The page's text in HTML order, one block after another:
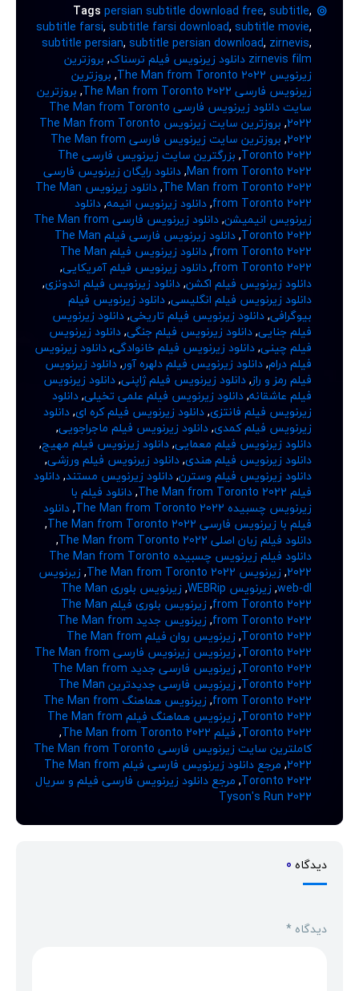
Tags persian subtitle download free, subtitle,
subtitle farsi, subtitle farsi download, subtitle movie,
subtitle persian, subtitle persian download, zirnevis,
zirnevis film دانلود زیرنویس فیلم ترسناک
, بروزترین
زیرنویس The Man from Toronto 2022
, بروزترین
زیرنویس فارسی The Man from Toronto 2022
, بروزترین
سایت دانلود زیرنویس فارسی The Man from Toronto
2022
,
بروزترین سایت زیرنویس The Man from Toronto
2022
,
بروزترین سایت زیرنویس فارسی The Man from
Toronto 2022
,
بزرگترین سایت زیرنویس فارسی The
Man from Toronto 2022
,دانلود رایگان زیرنویس فارسی
The Man from Toronto 2022
,
دانلود زیرنویس The Man
from Toronto 2022
,دانلود زیرنویس انیمه,دانلود
زیرنویس انیمیشن,
دانلود زیرنویس فارسی The Man from
Toronto 2022
,
دانلود زیرنویس فارسی فیلم The Man
from Toronto 2022
,
دانلود زیرنویس فیلم The Man
from Toronto 2022
,دانلود زیرنویس فیلم آمریکایی,
دانلود زیرنویس فیلم اکشن,دانلود زیرنویس فیلم اندونزی,
دانلود زیرنویس فیلم انگلیسی,دانلود زیرنویس فیلم
بیوگرافی,دانلود زیرنویس فیلم تاریخی,دانلود زیرنویس
فیلم جنایی,دانلود زیرنویس فیلم جنگی,دانلود زیرنویس
فیلم چینی,دانلود زیرنویس فیلم خانوادگی,دانلود زیرنویس
فیلم درام,دانلود زیرنویس فیلم دلهره آور,دانلود زیرنویس
فیلم رمز و راز,دانلود زیرنویس فیلم ژاپنی,دانلود زیرنویس
فیلم عاشقانه,دانلود زیرنویس فیلم علمی تخیلی,دانلود
زیرنویس فیلم فانتزی,دانلود زیرنویس فیلم کره ای,دانلود
زیرنویس فیلم کمدی,دانلود زیرنویس فیلم ماجراجویی,
دانلود زیرنویس فیلم معمایی,دانلود زیرنویس فیلم مهیج,
دانلود زیرنویس فیلم هندی,دانلود زیرنویس فیلم ورزشی,
دانلود زیرنویس فیلم وسترن,دانلود زیرنویس مستند,دانلود
فیلم The Man from Toronto 2022
,دانلود فیلم با
زیرنویس چسبیده The Man from Toronto 2022
,دانلود
فیلم با زیرنویس فارسی The Man from Toronto 2022
,
دانلود فیلم زبان اصلی The Man from Toronto 2022
,
دانلود فیلم زیرنویس چسبیده The Man from Toronto
2022
,زیرنویس The Man from Toronto 2022 ,زیرنویس
web-dl
,زیرنویس WEBRip ,
زیرنویس بلوری The Man
from Toronto 2022
,
زیرنویس بلوری فیلم The Man
from Toronto 2022
,
زیرنویس جدید The Man from
Toronto 2022
,
زیرنویس روان فیلم The Man from
Toronto 2022
,
زیرنویس زیرنویس فارسی The Man from
Toronto 2022
,
زیرنویس فارسی جدید The Man from
Toronto 2022
,
زیرنویس فارسی جدیدترین The Man
from Toronto 2022
,
زیرنویس هماهنگ The Man from
Toronto 2022
,
زیرنویس هماهنگ فیلم The Man from
Toronto 2022
, فیلم The Man from Toronto 2022
,
کاملترین سایت زیرنویس فارسی The Man from Toronto
2022
,
مرجع دانلود زیرنویس فارسی فیلم The Man from
Toronto 2022
, مرجع دانلود زیرنویس فارسی فیلم و سریال
Tyson's Run 2022
دیدگاه 0
دیدگاه *